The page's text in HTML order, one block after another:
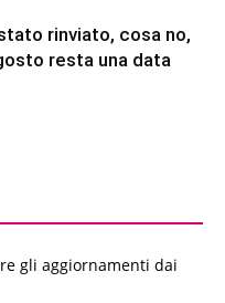
rinviato, cosa no,
resta una data
gli aggiornamenti dai